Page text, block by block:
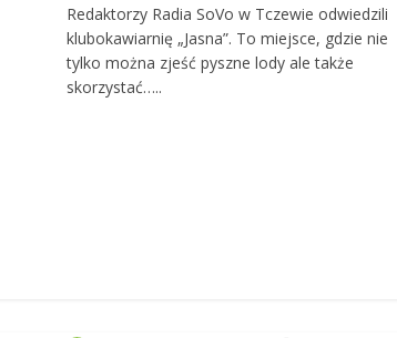
Redaktorzy Radia SoVo w Tczewie odwiedzili
klubokawiarnię „Jasna”. To miejsce, gdzie nie
tylko można zjeść pyszne lody ale także
skorzystać…..